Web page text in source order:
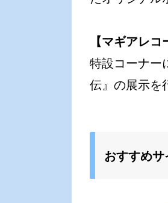
【マギアレ
特設コーナー
伝』の展示を
おすすめ